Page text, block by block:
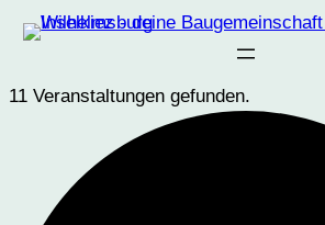
11 Veranstaltungen gefunden.